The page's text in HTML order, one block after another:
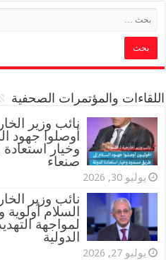
اللقاءات والمؤتمرات الصحفية
‏نائب وزير
أوصلوا جهود
وخيار
صنعاء
يوليو 30, 2026
نائب وزير
السلام أولوية
لمواجهة
الدولية
يوليو 27, 2026